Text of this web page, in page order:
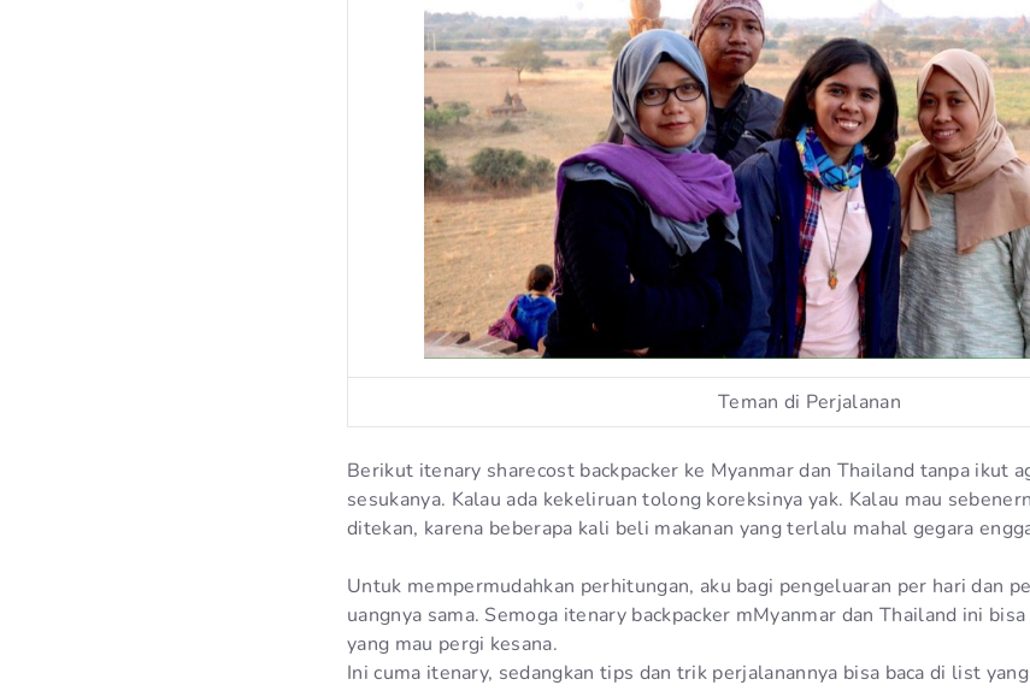
Teman di Perjalanan
Berikut itenary sharecost backpacker ke Myanmar dan Thailand tanpa ikut
sesukanya. Kalau ada kekeliruan tolong koreksinya yak. Kalau mau
ditekan, karena beberapa kali beli makanan yang terlalu mahal gegara
Untuk mempermudahkan perhitungan, aku bagi pengeluaran per hari dan
uangnya sama. Semoga itenary backpacker mMyanmar dan Thailand ini
yang mau pergi kesana.
Ini cuma itenary, sedangkan tips dan trik perjalanannya bisa baca di list